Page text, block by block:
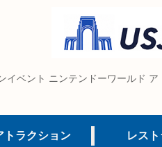
イベント ニンテンドーワールド
トラクション レス